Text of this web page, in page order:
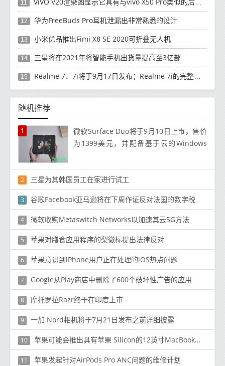
11
12 华为FreeBuds Pro耳机泄漏出非常熟悉的设计
13 小米优品推出Fimi X8 SE 2020可折叠无人机
14 三星将在2021年将智能手机出货量提高至3亿部
15 Realme 7、7i将于9月17日发布；Realme 7i的完整规格并导致泄漏
随机推荐
1
微软Surface Duo将于9月10日上市，售价
为1399美元，并配备基于云的Windows
2 三星为其韩国员工在家进行试工
3 谷歌Facebook亚马逊将在下周作证反对法国的数字税
4 微软收购Metaswitch Networks以加速其云5G方法
5 苹果对膳食应用程序的梨徽标提出法律反对
6 苹果意识到iPhone用户正在处理的iOS热点问题
7 Google从Play商店中删除了600个破坏性广告的应用
8 摩托罗拉Razr终于在印度上市
9 一加 Nord相机将于7月21日发布之前详细披露
10 苹果可能会推出具有苹果 Silicon的12英寸MacBook，电池续航时间为15-20小时
11 苹果发起针对AirPods Pro ANC问题的维修计划